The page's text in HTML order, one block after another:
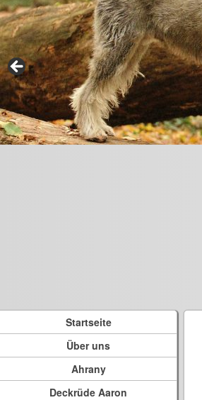
Startseite
Über uns
Ahrany
Deckrüde Aaron